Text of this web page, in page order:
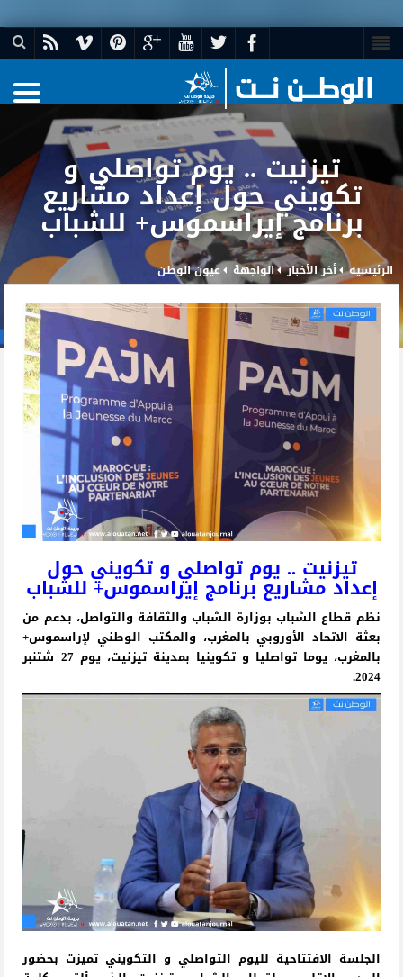
تيزنيت .. يوم تواصلي و
تكويني حول إعداد مشاريع
برنامج إيراسموس+ للشباب
الرئيسيه أخر الأخبار الواجهة عيون الوطن
تيزنيت .. يوم تواصلي و تكويني حول
إعداد مشاريع برنامج إيراسموس+ للشباب
نظم قطاع الشباب بوزارة الشباب والثقافة والتواصل، بدعم من
بعثة الاتحاد الأوروبي بالمغرب، والمكتب الوطني لإراسموس+
بالمغرب، يوما تواصليا و تكوينيا بمدينة تيزنيت، يوم 27 شتنبر
2024.
الجلسة الافتتاحية لليوم التواصلي و التكويني تميزت بحضور